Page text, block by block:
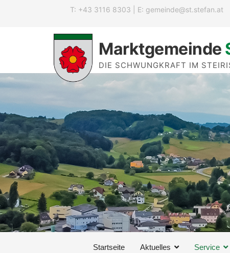
T: +43 3116 8303 | E: gemeinde@st.stefan.at
Marktgemeinde
DIE SCHWUNGKRAFT IM
Startseite Aktuelles Service